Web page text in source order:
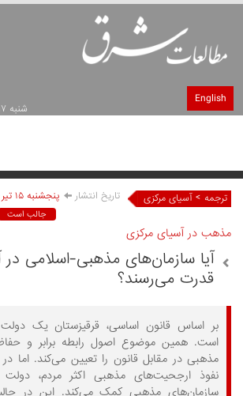
English
شنبه ۱۷ مرداد ۱۴۰۵ ساعت: ۱۳:۳۶
ترجمه > آسیای مرکزی تاریخ انتشار پنجشنبه ۱۵ تير ۱۳۹۶ ساعت ۰۸:۴۳
جالب است
مذهب در آسیای مرکزی
آیا سازمان‌های مذهبی-اسلامی در
قدرت می‌رسند؟
بر اساس قانون اساسی، قرقیزستان یک
است. همین موضوع اصول رابطه برابر و
مذهبی در مقابل قانون را تعیین می‌کند. اما
نفوذ ارجحیت‌های مذهبی اکثر مردم،
سازمان‌های مذهبی کمک می‌کند. این در